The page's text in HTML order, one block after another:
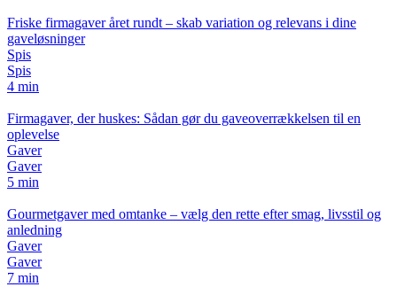
Friske firmagaver året rundt – skab variation og relevans i dine
gaveløsninger
Spis
Spis
4 min
Firmagaver, der huskes: Sådan gør du gaveoverrækkelsen til en
oplevelse
Gaver
Gaver
5 min
Gourmetgaver med omtanke – vælg den rette efter smag, livsstil og
anledning
Gaver
Gaver
7 min